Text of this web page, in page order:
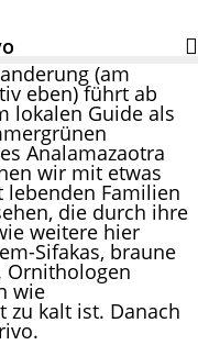
(am
eben) führt ab
lokalen Guide als
Analamazaotra
wir mit etwas
lebenden Familien
die durch ihre
weitere hier
Sifakas, braune
Ornithologen
wie
zu kalt ist. Danach